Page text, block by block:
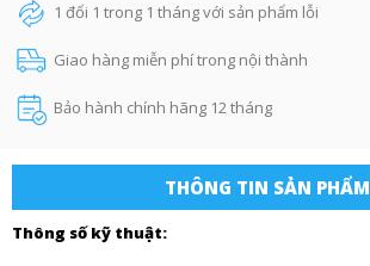
1 đổi 1 trong 1 tháng với sản phẩm lỗi
Giao hàng miễn phí trong nội thành
Bảo hành chính hãng 12 tháng
THÔNG TIN SẢN PHẨM
Thông số kỹ thuật: